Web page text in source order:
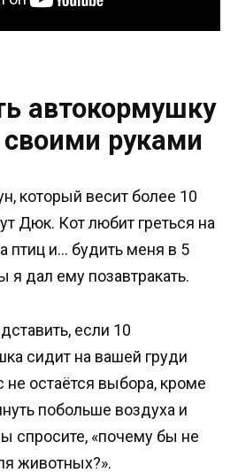
автокормушку
руками
который весит более 10
Дюк. Кот любит греться на
птиц и… будить меня в 5
я дал ему позавтракать.
если 10
сидит на вашей груди
не остаётся выбора, кроме
побольше воздуха и
спросите, «почему бы не
животных?».